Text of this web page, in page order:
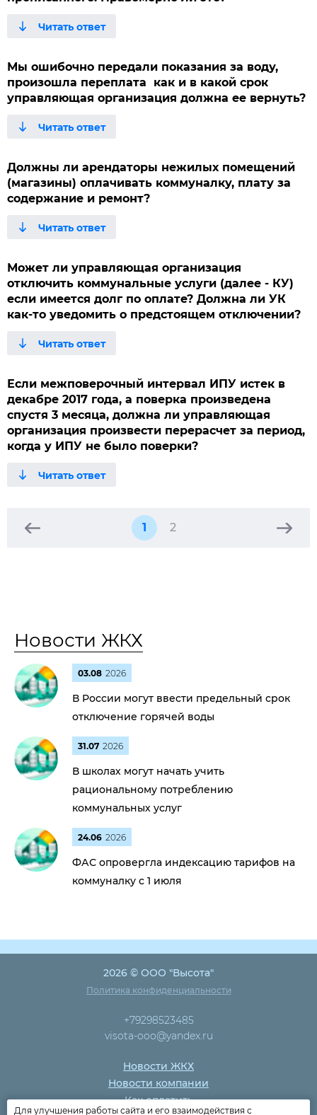
Мы ошибочно передали показания за воду,
произошла переплата как и в какой срок
управляющая организация должна ее вернуть?
Должны ли арендаторы нежилых помещений
(магазины) оплачивать коммуналку, плату за
содержание и ремонт?
Может ли управляющая организация
отключить коммунальные услуги (далее - КУ)
если имеется долг по оплате? Должна ли УК
как-то уведомить о предстоящем отключении?
Если межповерочный интервал ИПУ истек в
декабре 2017 года, а поверка произведена
спустя 3 месяца, должна ли управляющая
организация произвести перерасчет за период,
когда у ИПУ не было поверки?
1 2
Новости ЖКХ
03.08 2026
В России могут ввести предельный срок
отключение горячей воды
31.07 2026
В школах могут начать учить
рациональному потреблению
коммунальных услуг
24.06 2026
ФАС опровергла индексацию тарифов на
коммуналку с 1 июля
2026 © ООО "Высота"
Политика конфиденциальности
+79298523485
visota-ooo@yandex.ru
Новости ЖКХ
Новости компании
Как оплатить
Для улучшения работы сайта и его взаимодействия с